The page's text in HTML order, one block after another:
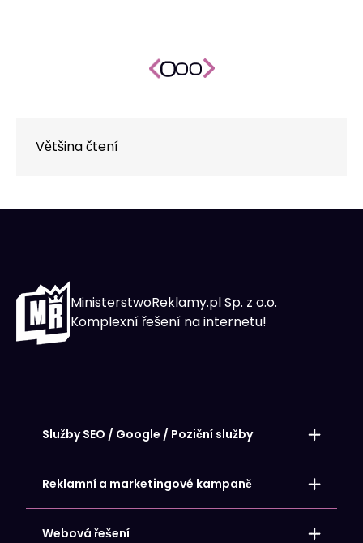
Většina čtení
MinisterstwoReklamy.pl Sp. z o.o.
Komplexní řešení na internetu!
Služby SEO / Google / Poziční služby
Místní umístění – stránky SEO
Umístění internetových obchodů
Umístění webových stránek
Umístění vizitky Google My Business Card
Reklamní a marketingové kampaně
Google Ads – Reklamní kampaně
Reklamy na Facebooku a Meta
Webová řešení